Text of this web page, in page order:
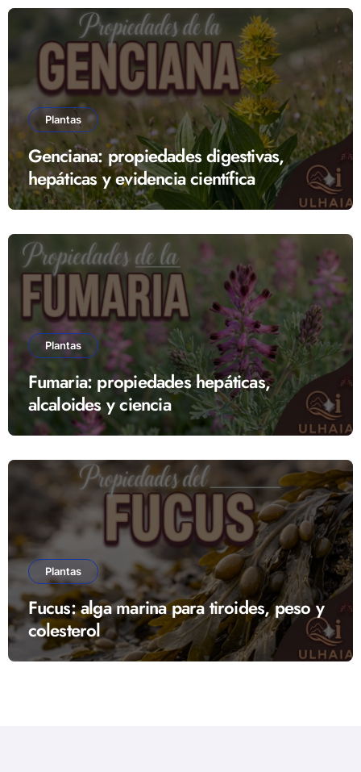
Plantas
Genciana: propiedades digestivas,
hepáticas y evidencia científica
Plantas
Fumaria: propiedades hepáticas,
alcaloides y ciencia
Plantas
Fucus: alga marina para tiroides, peso y
colesterol